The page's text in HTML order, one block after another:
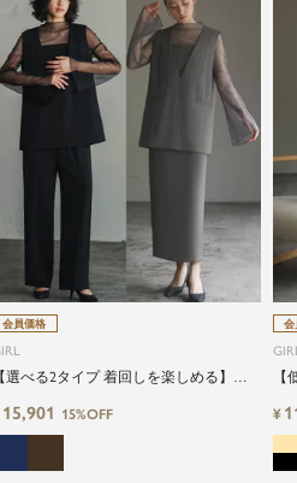
会員価格
【選べる2タイプ 着回しを楽しめる】
ード風ドッキングトップス&タイトスカ
トorワイドパンツセットアップロング
ードレス
15,901 15%OFF
会
ピ
¥